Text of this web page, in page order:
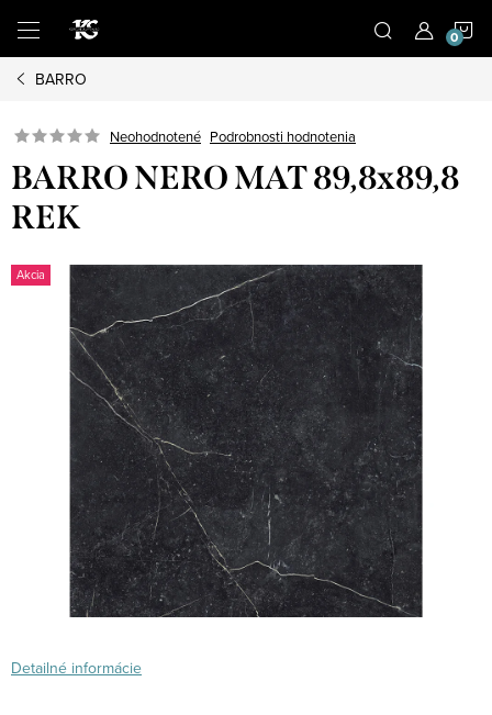
obsah
BARRO
Neohodnotené Podrobnosti hodnotenia
BARRO NERO MAT 89,8x89,8
REK
Akcia
Detailné informácie